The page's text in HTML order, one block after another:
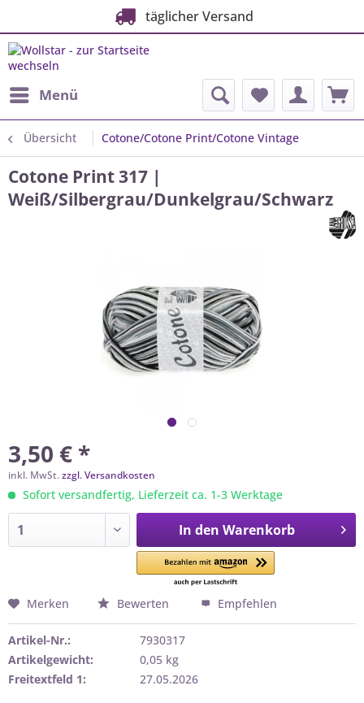
täglicher Versand
Menü
Übersicht Cotone/Cotone Print/Cotone Vintage
Cotone Print 317 |
Weiß/Silbergrau/Dunkelgrau/Schwarz
3,50 € *
inkl. MwSt.zzgl. Versandkosten
Sofort versandfertig, Lieferzeit ca. 1-3 Werktage
In den Warenkorb
Merken Bewerten Empfehlen
Artikel-Nr.:
7930317
Artikelgewicht:
0,05 kg
Freitextfeld 1:
27.05.2026